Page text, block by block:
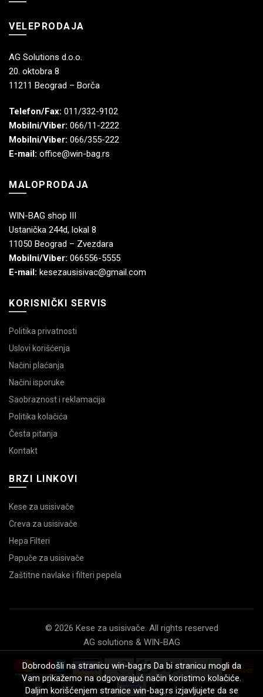
VELEPRODAJA
AG Solutions d.o.o.
20. oktobra 8
11211 Beograd – Borča
Telefon/Fax: 011/332-9102
Mobilni/Viber: 066/11-2222
Mobilni/Viber: 066/355-222
E-mail: office@win-bag.rs
MALOPRODAJA
WIN-BAG shop III
Ustanička 244d, lokal 8
11050 Beograd – Zvezdara
Mobilni/Viber: 066556-5555
E-mail: kesezausisivac@gmail.com
KORISNIČKI SERVIS
Politika privatnosti
Uslovi korišćenja
Načini plaćanja
Načini isporuke
Saobraznost i reklamacija
Politika kolačića
Česta pitanja
Kontakt
BRZI LINKOVI
Kese za usisivače
Creva za usisivače
Hepa Filteri
Papuče za usisivače
Zaštitne navlake i filteri pepela
© 2026 Kese za usisivače. All rights reserved
AG solutions & WIN-BAG
Dobrodošli na stranicu win-bag.rs Da bi stranicu mogli da
Vam prikažemo na odgovarajuć način koristimo kolačiće.
Daljim korišćenjem stranice win-bag.rs izjavljujete da se